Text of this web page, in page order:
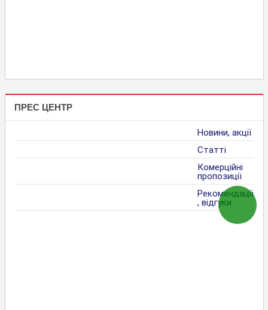
ПРЕС ЦЕНТР
Новини, акції
Статті
Комерційні
пропозиції
Рекомендації
, відгуки